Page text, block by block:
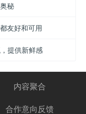
秘
友好和可用
提供新鲜感
内容聚合
合作意向反馈